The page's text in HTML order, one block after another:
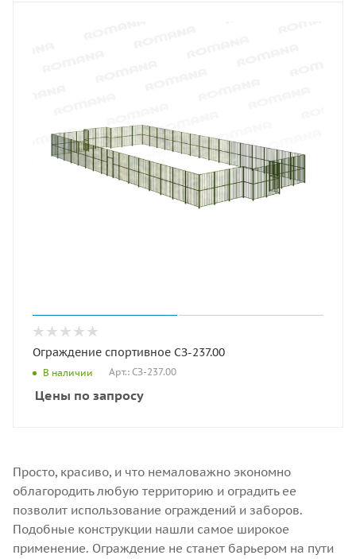
Ограждение спортивное СЗ-237.00
В наличии Арт.: СЗ-237.00
Цены по запросу
Просто, красиво, и что немаловажно экономно
облагородить любую территорию и оградить ее
позволит использование ограждений и заборов.
Подобные конструкции нашли самое широкое
применение. Ограждение не станет барьером на пути